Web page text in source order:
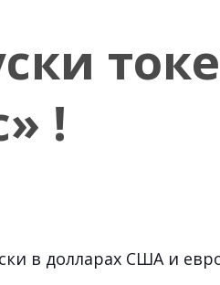
!
в долларах США и